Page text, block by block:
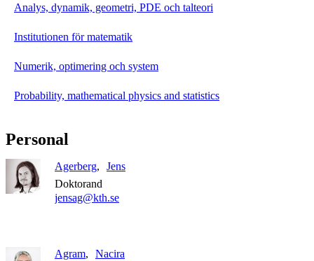
Analys, dynamik, geometri, PDE och talteori
Institutionen för matematik
Numerik, optimering och system
Probability, mathematical physics and statistics
Personal
Agerberg
Jens
Doktorand
jensag@kth.se
Agram
Nacira